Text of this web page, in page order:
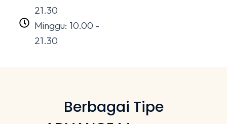
21.30
Minggu: 10.00 -
21.30
Berbagai Tipe